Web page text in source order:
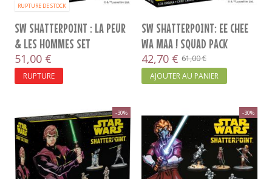
RUPTURE DE STOCK
SW SHATTERPOINT : LA PEUR
& LES HOMMES SET
D’ESCOUADE
51,00 €
RUPTURE
SW SHATTERPOINT: EE CHEE
WA MAA ! SQUAD PACK
42,70 € 61,00 €
AJOUTER AU PANIER
-30% -30%